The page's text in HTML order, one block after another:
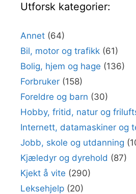
Utforsk kategorier:
Annet (64)
Bil, motor og trafikk (61)
Bolig, hjem og hage (136)
Forbruker (158)
Foreldre og barn (30)
Hobby, fritid, natur og
Internett, datamaskiner og
Jobb, skole og utdanning
Kjæledyr og dyrehold (87)
Kjekt å vite (290)
Leksehjelp (20)